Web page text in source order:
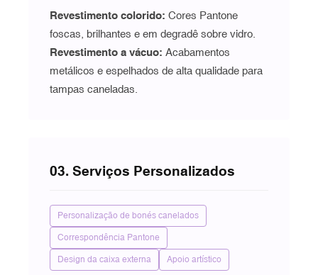
Revestimento colorido: Cores Pantone
foscas, brilhantes e em degradê sobre vidro.
Revestimento a vácuo: Acabamentos
metálicos e espelhados de alta qualidade para
tampas caneladas.
03. Serviços Personalizados
Personalização de bonés canelados
Correspondência Pantone
Design da caixa externa Apoio artístico